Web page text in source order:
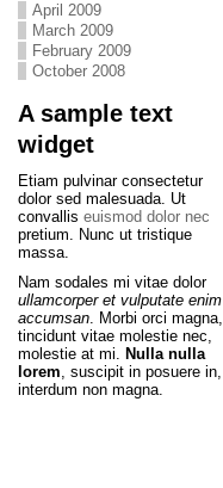
April 2009
March 2009
February 2009
October 2008
A sample text
widget
Etiam pulvinar consectetur
dolor sed malesuada. Ut
convallis euismod dolor nec
pretium. Nunc ut tristique
massa.
Nam sodales mi vitae dolor
ullamcorper et vulputate enim
accumsan. Morbi orci magna,
tincidunt vitae molestie nec,
molestie at mi. Nulla nulla
lorem, suscipit in posuere in,
interdum non magna.